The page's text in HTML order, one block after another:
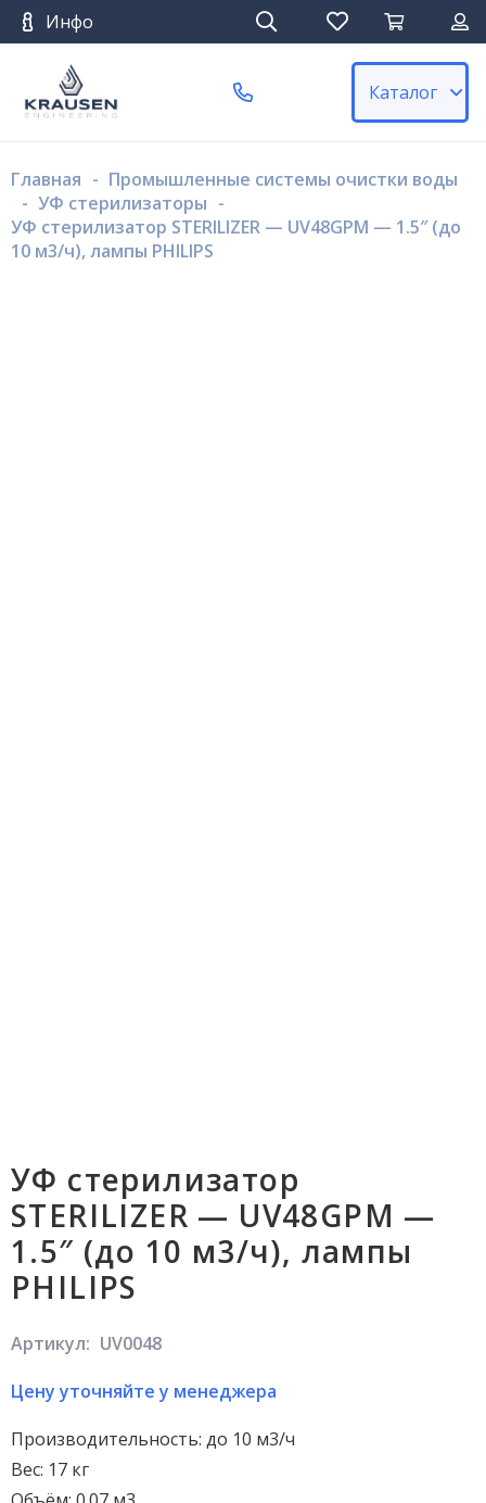
Инфо
Каталог
Главная - Промышленные системы очистки воды
- УФ стерилизаторы -
УФ стерилизатор STERILIZER — UV48GPM — 1.5″ (до
10 м3/ч), лампы PHILIPS
УФ стерилизатор
STERILIZER — UV48GPM —
1.5″ (до 10 м3/ч), лампы
PHILIPS
Артикул: UV0048
Цену уточняйте у менеджера
Производительность: до 10 м3/ч
Вес: 17 кг